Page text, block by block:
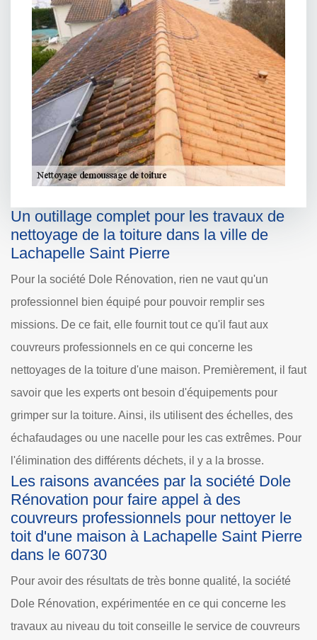
Un outillage complet pour les travaux de
nettoyage de la toiture dans la ville de
Lachapelle Saint Pierre
Pour la société Dole Rénovation, rien ne vaut qu'un
professionnel bien équipé pour pouvoir remplir ses
missions. De ce fait, elle fournit tout ce qu'il faut aux
couvreurs professionnels en ce qui concerne les
nettoyages de la toiture d'une maison. Premièrement, il faut
savoir que les experts ont besoin d'équipements pour
grimper sur la toiture. Ainsi, ils utilisent des échelles, des
échafaudages ou une nacelle pour les cas extrêmes. Pour
l'élimination des différents déchets, il y a la brosse.
Les raisons avancées par la société Dole
Rénovation pour faire appel à des
couvreurs professionnels pour nettoyer le
toit d'une maison à Lachapelle Saint Pierre
dans le 60730
Pour avoir des résultats de très bonne qualité, la société
Dole Rénovation, expérimentée en ce qui concerne les
travaux au niveau du toit conseille le service de couvreurs